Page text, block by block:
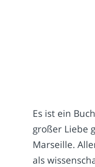
Es ist ein
großer Liebe
Marseille.
als